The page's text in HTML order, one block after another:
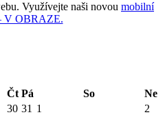
Využívejte naši novou mobilní
V OBRAZE.
Čt Pá So
Ne
30 31 1 2